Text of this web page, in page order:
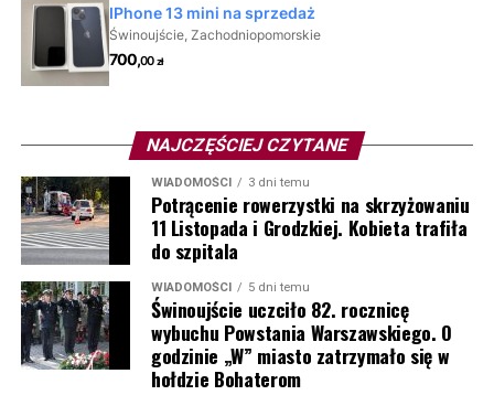
NAJCZĘŚCIEJ CZYTANE
WIADOMOŚCI 3 dni temu
Potrącenie rowerzystki na skrzyżowaniu
11 Listopada i Grodzkiej. Kobieta trafiła
do szpitala
WIADOMOŚCI 5 dni temu
Świnoujście uczciło 82. rocznicę
wybuchu Powstania Warszawskiego. O
godzinie „W” miasto zatrzymało się w
hołdzie Bohaterom